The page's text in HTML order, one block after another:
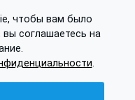
чтобы вам было
соглашаетесь на
.